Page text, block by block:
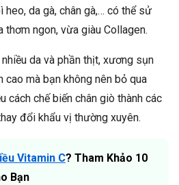
heo, da gà, chân gà,… có thể sử
ngon, vừa giàu Collagen.
da và phần thịt, xương sụn
cao mà bạn không nên bỏ qua
cách chế biến chân giò thành các
đổi khẩu vị thường xuyên.
Vitamin C? Tham Khảo 10
Bạn